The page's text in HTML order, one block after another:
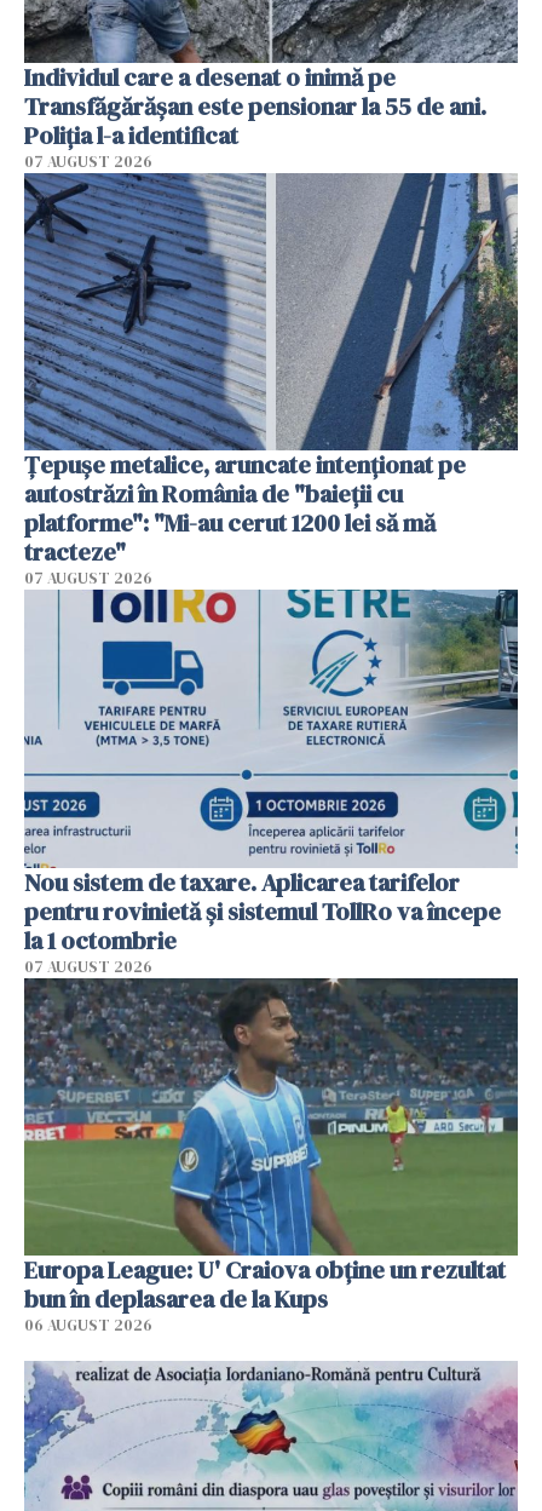
Individul care a desenat o inimă pe
Transfăgărășan este pensionar la 55 de ani.
Poliția l-a identificat
07 AUGUST 2026
Țepușe metalice, aruncate intenționat pe
autostrăzi în România de "baieții cu
platforme": "Mi-au cerut 1200 lei să mă
tracteze"
07 AUGUST 2026
Nou sistem de taxare. Aplicarea tarifelor
pentru rovinietă şi sistemul TollRo va începe
la 1 octombrie
07 AUGUST 2026
Europa League: U' Craiova obține un rezultat
bun în deplasarea de la Kups
06 AUGUST 2026